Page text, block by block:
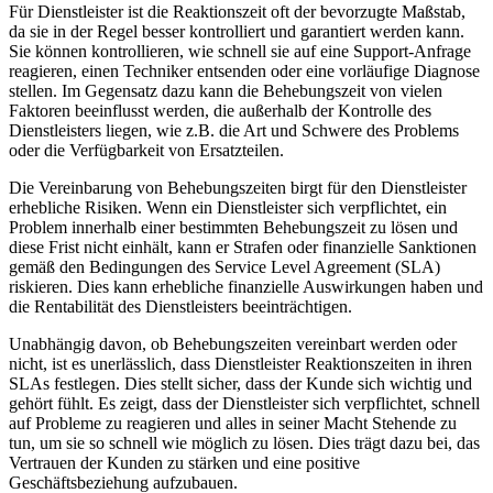
Für Dienstleister ist die Reaktionszeit oft der bevorzugte Maßstab,
da sie in der Regel besser kontrolliert und garantiert werden kann.
Sie können kontrollieren, wie schnell sie auf eine Support-Anfrage
reagieren, einen Techniker entsenden oder eine vorläufige Diagnose
stellen. Im Gegensatz dazu kann die Behebungszeit von vielen
Faktoren beeinflusst werden, die außerhalb der Kontrolle des
Dienstleisters liegen, wie z.B. die Art und Schwere des Problems
oder die Verfügbarkeit von Ersatzteilen.
Die Vereinbarung von Behebungszeiten birgt für den Dienstleister
erhebliche Risiken. Wenn ein Dienstleister sich verpflichtet, ein
Problem innerhalb einer bestimmten Behebungszeit zu lösen und
diese Frist nicht einhält, kann er Strafen oder finanzielle Sanktionen
gemäß den Bedingungen des Service Level Agreement (SLA)
riskieren. Dies kann erhebliche finanzielle Auswirkungen haben und
die Rentabilität des Dienstleisters beeinträchtigen.
Unabhängig davon, ob Behebungszeiten vereinbart werden oder
nicht, ist es unerlässlich, dass Dienstleister Reaktionszeiten in ihren
SLAs festlegen. Dies stellt sicher, dass der Kunde sich wichtig und
gehört fühlt. Es zeigt, dass der Dienstleister sich verpflichtet, schnell
auf Probleme zu reagieren und alles in seiner Macht Stehende zu
tun, um sie so schnell wie möglich zu lösen. Dies trägt dazu bei, das
Vertrauen der Kunden zu stärken und eine positive
Geschäftsbeziehung aufzubauen.